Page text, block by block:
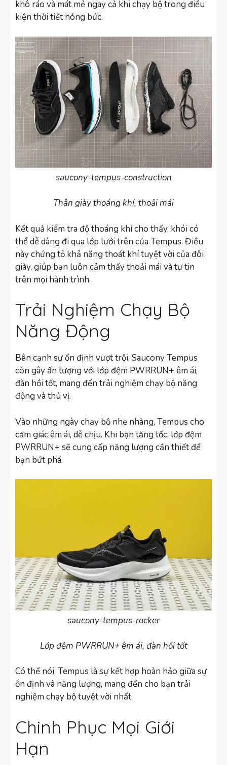
khô ráo và mát mẻ ngay cả khi chạy bộ trong điều
kiện thời tiết nóng bức.
saucony-tempus-construction
Thân giày thoáng khí, thoải mái
Kết quả kiểm tra độ thoáng khí cho thấy, khói có
thể dễ dàng đi qua lớp lưới trên của Tempus. Điều
này chứng tỏ khả năng thoát khí tuyệt vời của đôi
giày, giúp bạn luôn cảm thấy thoải mái và tự tin
trên mọi hành trình.
Trải Nghiệm Chạy Bộ
Năng Động
Bên cạnh sự ổn định vượt trội, Saucony Tempus
còn gây ấn tượng với lớp đệm PWRRUN+ êm ái,
đàn hồi tốt, mang đến trải nghiệm chạy bộ năng
động và thú vị.
Vào những ngày chạy bộ nhẹ nhàng, Tempus cho
cảm giác êm ái, dễ chịu. Khi bạn tăng tốc, lớp đệm
PWRRUN+ sẽ cung cấp năng lượng cần thiết để
bạn bứt phá.
saucony-tempus-rocker
Lớp đệm PWRRUN+ êm ái, đàn hồi tốt
Có thể nói, Tempus là sự kết hợp hoàn hảo giữa sự
ổn định và năng lượng, mang đến cho bạn trải
nghiệm chạy bộ tuyệt vời nhất.
Chinh Phục Mọi Giới
Hạn